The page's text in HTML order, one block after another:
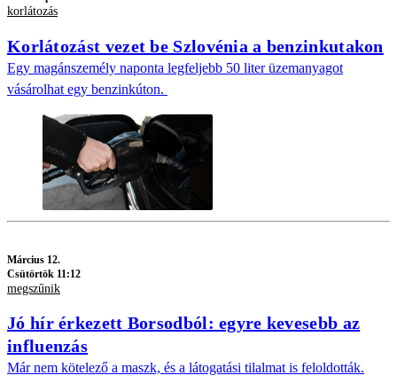
korlátozás
Korlátozást vezet be Szlovénia a benzinkutakon
Egy magánszemély naponta legfeljebb 50 liter üzemanyagot
vásárolhat egy benzinkúton.
Március 12.
Csütörtök 11:12
megszűnik
Jó hír érkezett Borsodból: egyre kevesebb az
influenzás
Már nem kötelező a maszk, és a látogatási tilalmat is feloldották.